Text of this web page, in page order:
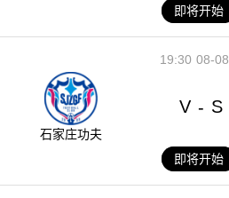
即将开始
08-08
19:30
石家庄功夫
V - S
即将开始